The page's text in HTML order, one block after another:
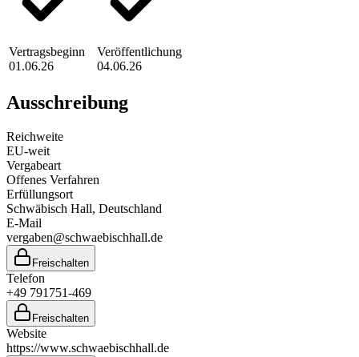
Vertragsbeginn
01.06.26
Veröffentlichung
04.06.26
Ausschreibung
Reichweite
EU-weit
Vergabeart
Offenes Verfahren
Erfüllungsort
Schwäbisch Hall, Deutschland
E-Mail
vergaben@schwaebischhall.de
Freischalten
Telefon
+49 791751-469
Freischalten
Website
https://www.schwaebischhall.de